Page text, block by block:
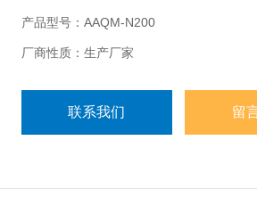
产品型号：AAQM-N200
厂商性质：生产厂家
联系我们 留